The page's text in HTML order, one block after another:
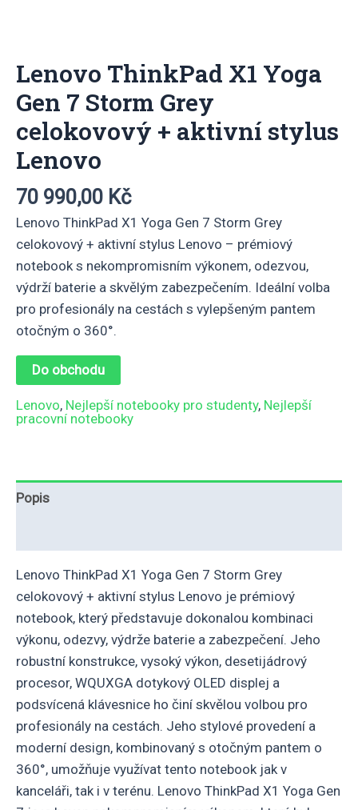
Lenovo ThinkPad X1 Yoga
Gen 7 Storm Grey
celokovový + aktivní stylus
Lenovo
70 990,00 Kč
Lenovo ThinkPad X1 Yoga Gen 7 Storm Grey
celokovový + aktivní stylus Lenovo – prémiový
notebook s nekompromisním výkonem, odezvou,
výdrží baterie a skvělým zabezpečením. Ideální volba
pro profesionály na cestách s vylepšeným pantem
otočným o 360°.
Do obchodu
Lenovo, Nejlepší notebooky pro studenty, Nejlepší
pracovní notebooky
Popis
Lenovo ThinkPad X1 Yoga Gen 7 Storm Grey
celokovový + aktivní stylus Lenovo je prémiový
notebook, který představuje dokonalou kombinaci
výkonu, odezvy, výdrže baterie a zabezpečení. Jeho
robustní konstrukce, vysoký výkon, desetijádrový
procesor, WQUXGA dotykový OLED displej a
podsvícená klávesnice ho činí skvělou volbou pro
profesionály na cestách. Jeho stylové provedení a
moderní design, kombinovaný s otočným pantem o
360°, umožňuje využívat tento notebook jak v
kanceláři, tak i v terénu. Lenovo ThinkPad X1 Yoga Gen